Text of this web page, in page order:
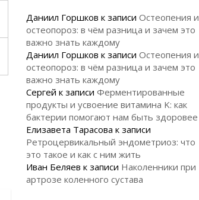
Даниил Горшков к записи Остеопения и
остеопороз: в чём разница и зачем это
важно знать каждому
Даниил Горшков к записи Остеопения и
остеопороз: в чём разница и зачем это
важно знать каждому
Сергей к записи Ферментированные
продукты и усвоение витамина K: как
бактерии помогают нам быть здоровее
Елизавета Тарасова к записи
Ретроцервикальный эндометриоз: что
это такое и как с ним жить
Иван Беляев к записи Наколенники при
артрозе коленного сустава